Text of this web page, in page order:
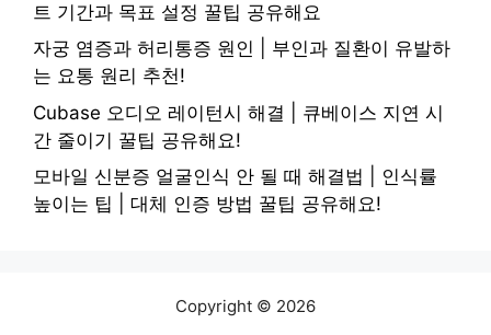
트 기간과 목표 설정 꿀팁 공유해요
자궁 염증과 허리통증 원인 | 부인과 질환이 유발하
는 요통 원리 추천!
Cubase 오디오 레이턴시 해결 | 큐베이스 지연 시
간 줄이기 꿀팁 공유해요!
모바일 신분증 얼굴인식 안 될 때 해결법 | 인식률
높이는 팁 | 대체 인증 방법 꿀팁 공유해요!
Copyright © 2026